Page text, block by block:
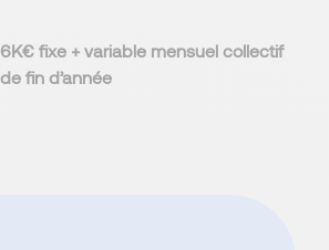
fixe + variable mensuel collectif
fin d’année